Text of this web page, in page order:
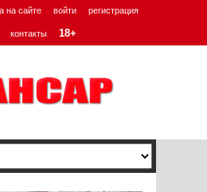
на сайте войти регистрация
контакты 18+